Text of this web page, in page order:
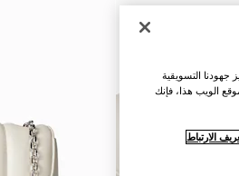
جهودنا التسويقية
الويب هذا، فإنك
الارتباط